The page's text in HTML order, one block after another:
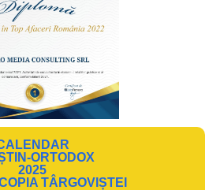
ORTODOX
2025
TÂRGOVIȘTEI